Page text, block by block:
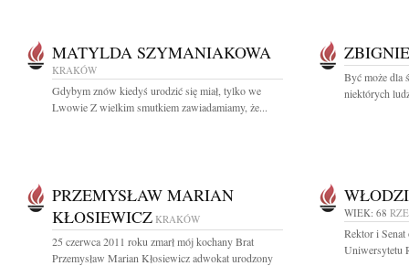
MATYLDA SZYMANIAKOWA
KRAKÓW
Gdybym znów kiedyś urodzić się miał, tylko we
Lwowie Z wielkim smutkiem zawiadamiamy, że...
Być może dla
niektórych
PRZEMYSŁAW MARIAN
KŁOSIEWICZ KRAKÓW
25 czerwca 2011 roku zmarł mój kochany Brat
Przemysław Marian Kłosiewicz adwokat urodzony
WIEK: 68
Rektor i Senat
Uniwersytetu